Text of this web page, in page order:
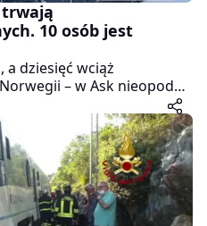
10 osób jest
a dziesięć wciąż
– w Ask nieopodal
miasteczka zapadła
zawisły na krawędzi.
i 300 m szerokości
i wielorodzinnych.